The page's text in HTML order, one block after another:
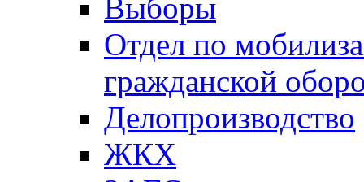
Выборы
Отдел по
гражданской
Делопроизводство
ЖКХ